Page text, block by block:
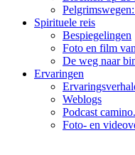
Spirituele reis
Bespiegelingen
Foto en film
De weg naar
Ervaringen
Weblogs
Podcast
Foto- en